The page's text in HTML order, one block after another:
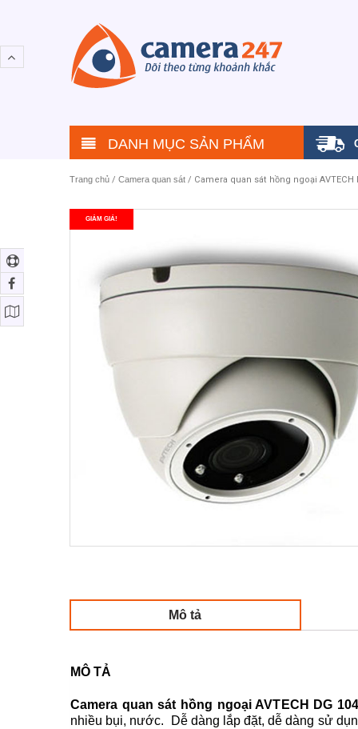
DANH MỤC SẢN PHẨM
Trang chủ / Camera quan sát / Camera quan sát hồng ngoại AVTECH
GIẢM GIÁ!
Mô tả
MÔ TẢ
Camera quan sát hồng ngoại AVTECH DG
nhiều bụi, nước. Dễ dàng lắp đặt, dễ dàng sử